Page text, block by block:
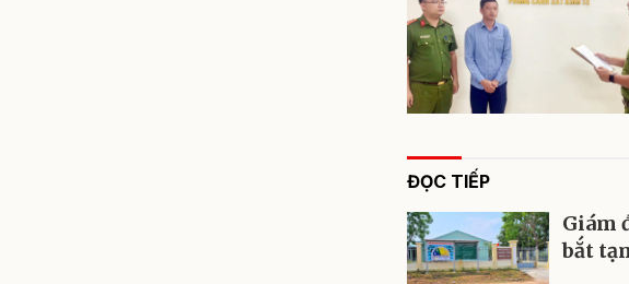
ĐỌC TIẾP
Giám
bắt